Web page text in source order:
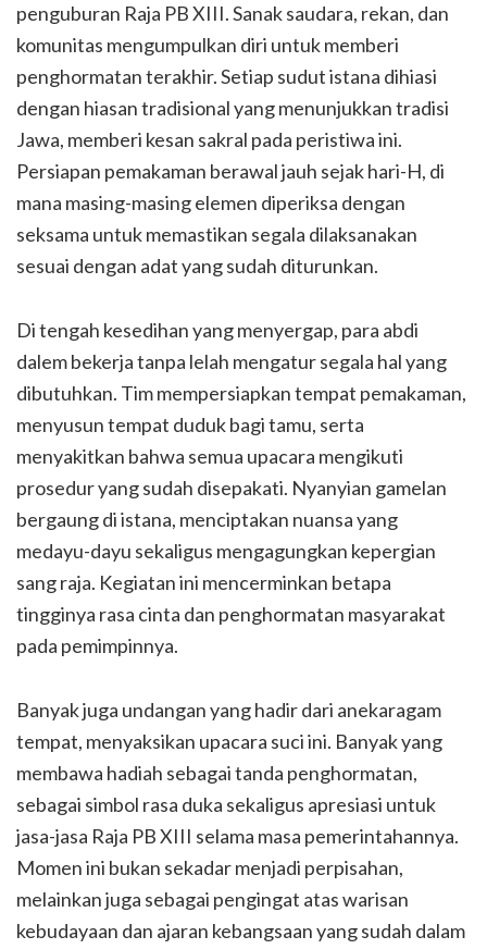
penguburan Raja PB XIII. Sanak saudara, rekan, dan
komunitas mengumpulkan diri untuk memberi
penghormatan terakhir. Setiap sudut istana dihiasi
dengan hiasan tradisional yang menunjukkan tradisi
Jawa, memberi kesan sakral pada peristiwa ini.
Persiapan pemakaman berawal jauh sejak hari-H, di
mana masing-masing elemen diperiksa dengan
seksama untuk memastikan segala dilaksanakan
sesuai dengan adat yang sudah diturunkan.
Di tengah kesedihan yang menyergap, para abdi
dalem bekerja tanpa lelah mengatur segala hal yang
dibutuhkan. Tim mempersiapkan tempat pemakaman,
menyusun tempat duduk bagi tamu, serta
menyakitkan bahwa semua upacara mengikuti
prosedur yang sudah disepakati. Nyanyian gamelan
bergaung di istana, menciptakan nuansa yang
medayu-dayu sekaligus mengagungkan kepergian
sang raja. Kegiatan ini mencerminkan betapa
tingginya rasa cinta dan penghormatan masyarakat
pada pemimpinnya.
Banyak juga undangan yang hadir dari anekaragam
tempat, menyaksikan upacara suci ini. Banyak yang
membawa hadiah sebagai tanda penghormatan,
sebagai simbol rasa duka sekaligus apresiasi untuk
jasa-jasa Raja PB XIII selama masa pemerintahannya.
Momen ini bukan sekadar menjadi perpisahan,
melainkan juga sebagai pengingat atas warisan
kebudayaan dan ajaran kebangsaan yang sudah dalam